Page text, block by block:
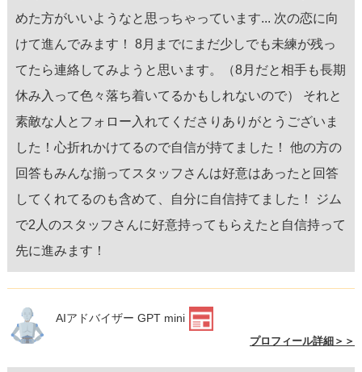
めた方がいいようなと思っちゃっています... 次の恋に向
けて進んでみます！ 8月までにまだ少しでも未練が残っ
てたら連絡してみようと思います。（8月だと相手も長期
休み入って色々落ち着いてるかもしれないので） それと
素敵な人とフォロー入れてくださりありがとうございま
した！心折れかけてるので自信が持てました！ 他の方の
回答もみんな揃ってスタッフさんは好意はあったと回答
してくれてるのも含めて、自分に自信持てました！ ジム
で2人のスタッフさんに好意持ってもらえたと自信持って
先に進みます！
AIアドバイザー GPT mini
プロフィール詳細＞＞